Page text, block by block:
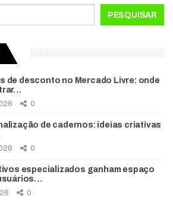
PESQUISAR
de desconto no Mercado Livre: onde
0
de cadernos: ideias criativas
0
especializados ganham espaço
0